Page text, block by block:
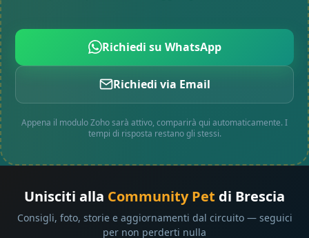
Richiedi su WhatsApp
Richiedi via Email
Appena il modulo Zoho sarà attivo, comparirà qui automaticamente. I
tempi di risposta restano gli stessi.
Unisciti alla Community Pet di Brescia
Consigli, foto, storie e aggiornamenti dal circuito — seguici
per non perderti nulla